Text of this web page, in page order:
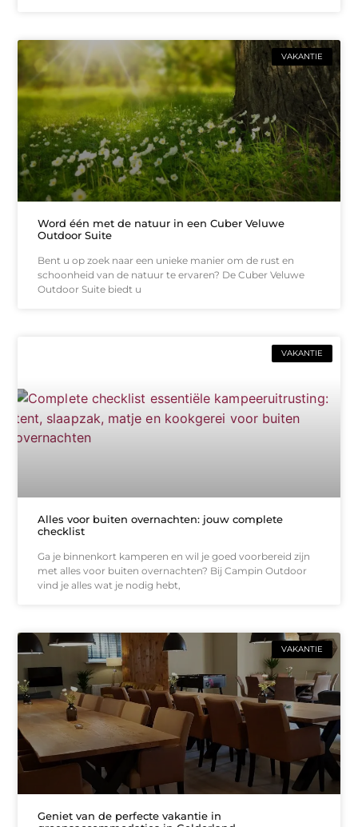
VAKANTIE
Word één met de natuur in een Cuber Veluwe
Outdoor Suite
Bent u op zoek naar een unieke manier om de rust en
schoonheid van de natuur te ervaren? De Cuber Veluwe
Outdoor Suite biedt u
VAKANTIE
Alles voor buiten overnachten: jouw complete
checklist
Ga je binnenkort kamperen en wil je goed voorbereid zijn
met alles voor buiten overnachten? Bij Campin Outdoor
vind je alles wat je nodig hebt,
VAKANTIE
Geniet van de perfecte vakantie in